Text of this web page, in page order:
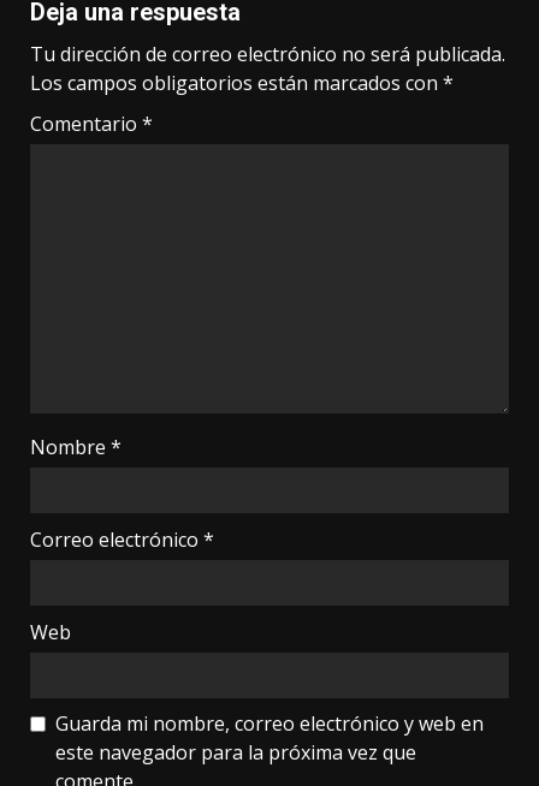
Deja una respuesta
Tu dirección de correo electrónico no será publicada.
Los campos obligatorios están marcados con *
Comentario *
Nombre *
Correo electrónico *
Web
Guarda mi nombre, correo electrónico y web en
este navegador para la próxima vez que